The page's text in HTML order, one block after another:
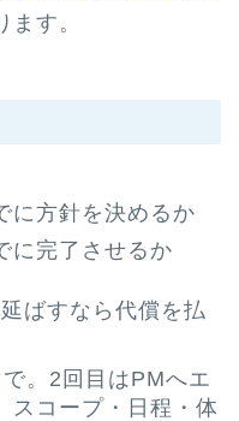
す。
に方針を決めるか
に完了させるか
ばすなら代償を払
。2回目はPMへエ
スコープ・日程・体